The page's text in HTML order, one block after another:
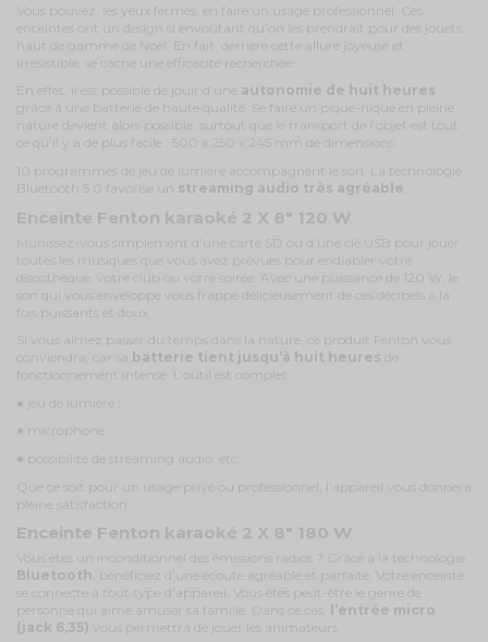
Vous pouvez, les yeux fermés, en faire un usage professionnel. Ces
enceintes ont un design si envoûtant qu’on les prendrait pour des jouets
haut de gamme de Noël. En fait, derrière cette allure joyeuse et
irrésistible, se cache une efficacité recherchée.
En effet, il est possible de jouir d’une
autonomie de huit heures
grâce à une batterie de haute qualité. Se faire un pique-nique en pleine
nature devient alors possible, surtout que le transport de l’objet est tout
ce qu’il y a de plus facile : 500 x 250 x 245 mm de dimensions.
10 programmes de jeu de lumière accompagnent le son. La technologie
Bluetooth 5.0 favorise un streaming audio très agréable
Enceinte Fenton karaoké 2 X 8" 120 W
Munissez-vous simplement d’une carte SD ou d’une clé USB pour jouer
toutes les musiques que vous avez prévues pour endiabler votre
discothèque, votre club ou votre soirée. Avec une puissance de 120 W, le
son qui vous enveloppe vous frappe délicieusement de ces décibels à la
fois puissants et doux.
Si vous aimez passer du temps dans la nature, ce produit Fenton vous
conviendra, car sa batterie tient jusqu’à huit heures de
fonctionnement intense. L’outil est complet :
● jeu de lumière
● microphone ;
● possibilité de streaming audio, etc.
Que ce soit pour un usage privé ou professionnel, l’appareil vous donnera
pleine satisfaction.
Enceinte Fenton karaoké 2 X 8" 180 W
Vous êtes un inconditionnel des émissions radios ? Grâce à la technologie
Bluetooth , bénéficiez d’une écoute agréable et parfaite. Votre enceinte
se connecte à tout type d’appareil. Vous êtes peut-être le genre de
personne qui aime amuser sa famille. Dans ce cas,
l’entrée micro
(jack 6,35) vous permettra de jouer les animateurs.